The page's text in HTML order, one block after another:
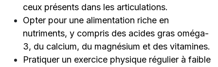
ceux présents dans les articulations.
Opter pour une alimentation riche en
nutriments, y compris des acides gras oméga-
3, du calcium, du magnésium et des vitamines.
Pratiquer un exercice physique régulier à faible